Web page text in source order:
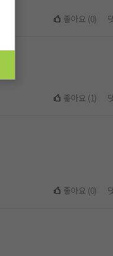
좋아요 (0)
좋아요 (1)
좋아요 (0)